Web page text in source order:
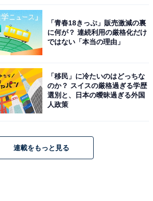
「青春18きっぷ」販売激減の裏
に何が？ 連続利用の厳格化だけ
ではない「本当の理由」
「移民」に冷たいのはどっちな
のか？ スイスの厳格過ぎる学歴
選別と、日本の曖昧過ぎる外国
人政策
連載をもっと見る